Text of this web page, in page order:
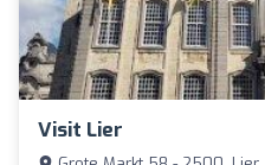
Visit Lier